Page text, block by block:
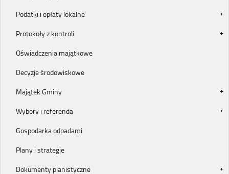
Podatki i opłaty lokalne
Protokoły z kontroli
Oświadczenia majątkowe
Decyzje środowiskowe
Majątek Gminy
Wybory i referenda
Gospodarka odpadami
Plany i strategie
Dokumenty planistyczne